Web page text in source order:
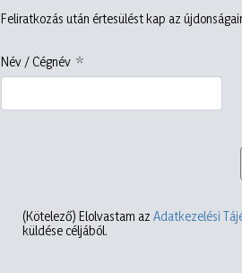
Feliratkozás után értesülést kap az
Név / Cégnév
(Kötelező) Elolvastam az Adatkezelési
küldése céljából.